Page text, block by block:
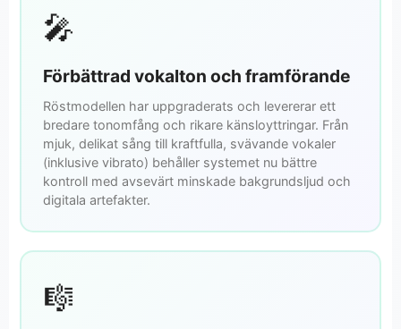
🎤
Förbättrad vokalton och framförande
Röstmodellen har uppgraderats och levererar ett
bredare tonomfång och rikare känsloyttringar. Från
mjuk, delikat sång till kraftfulla, svävande vokaler
(inklusive vibrato) behåller systemet nu bättre
kontroll med avsevärt minskade bakgrundsljud och
digitala artefakter.
🎼